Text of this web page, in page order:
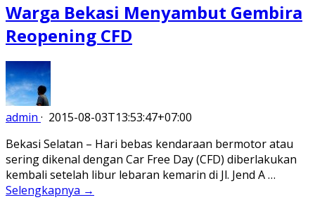
Warga Bekasi Menyambut Gembira
Reopening CFD
admin · 2015-08-03T13:53:47+07:00
Bekasi Selatan – Hari bebas kendaraan bermotor atau
sering dikenal dengan Car Free Day (CFD) diberlakukan
kembali setelah libur lebaran kemarin di Jl. Jend A …
Selengkapnya →